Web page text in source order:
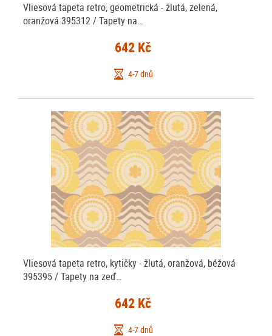
Vliesová tapeta retro, geometrická - žlutá, zelená,
oranžová 395312 / Tapety na…
642 Kč
4-7 dnů
Vliesová tapeta retro, kytičky - žlutá, oranžová, béžová
395395 / Tapety na zeď…
642 Kč
4-7 dnů